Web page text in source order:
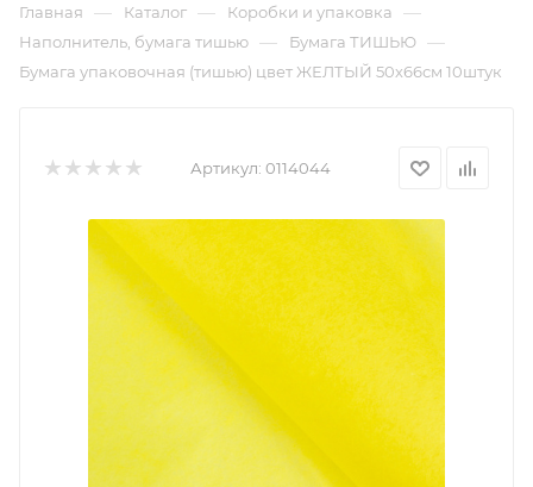
Главная — Каталог — Коробки и упаковка —
Наполнитель, бумага тишью — Бумага ТИШЬЮ —
Бумага упаковочная (тишью) цвет ЖЕЛТЫЙ 50х66см 10штук
Артикул: 0114044